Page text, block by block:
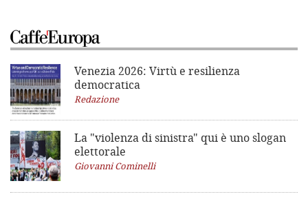
Venezia 2026: Virtù e resilienza
democratica
Redazione
La "violenza di sinistra" qui è uno slogan
elettorale
Giovanni Cominelli